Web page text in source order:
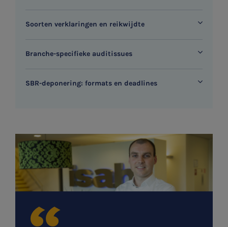
Soorten verklaringen en reikwijdte
Branche-specifieke auditissues
SBR-deponering: formats en deadlines